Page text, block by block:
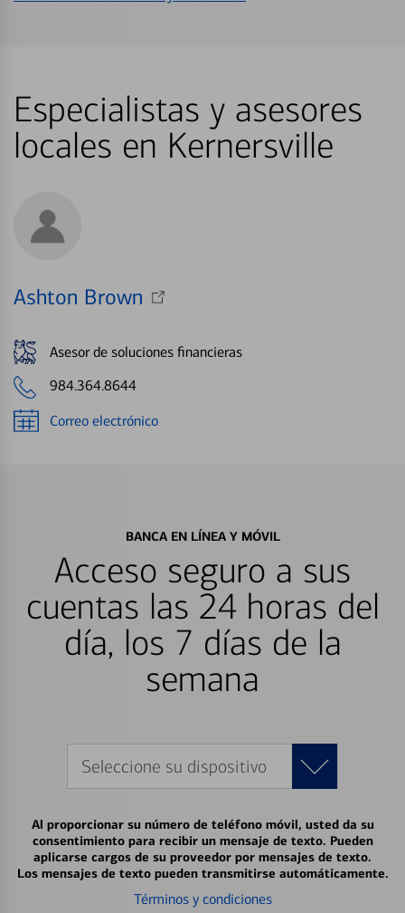
Especialistas y asesores
locales en Kernersville
Ashton Brown
Asesor de soluciones financieras
984.364.8644
Correo electrónico
BANCA EN LÍNEA Y MÓVIL
Acceso seguro a sus
cuentas las 24 horas del
día, los 7 días de la
semana
Seleccione su dispositivo
Al proporcionar su número de teléfono móvil, usted da su
consentimiento para recibir un mensaje de texto. Pueden
aplicarse cargos de su proveedor por mensajes de texto.
Los mensajes de texto pueden transmitirse automáticamente.
Términos y condiciones